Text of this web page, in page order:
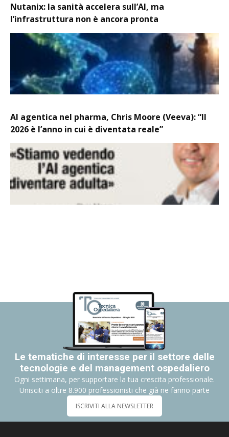
Nutanix: la sanità accelera sull’AI, ma
l’infrastruttura non è ancora pronta
AI agentica nel pharma, Chris Moore (Veeva): “Il
2026 è l’anno in cui è diventata reale”
Le tematiche di interesse per il settore delle
tecnologie e del management ospedaliero
Ogni settimana, per supportare la tua crescita professionale.
Unisciti a oltre 8.900 professionisti che già ne fanno parte
ISCRIVITI ALLA NEWSLETTER